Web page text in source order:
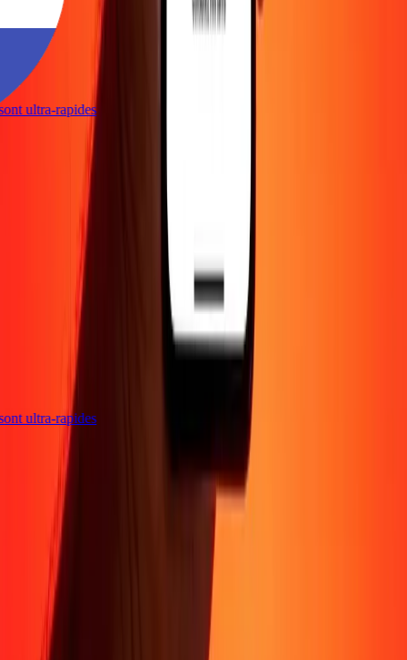
sont ultra-rapides
sont ultra-rapides
Entreprise
À proposBlog Devenir agent
Transfert d'argent international
Politique de confidentialité
Avis sur les cookies
générales
Centre d'aide
d'accessibilité
Services Rapide Chèque